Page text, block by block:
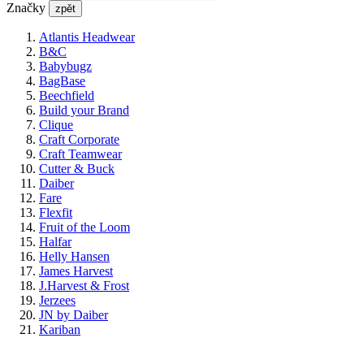
Značky zpět
Atlantis Headwear
B&C
Babybugz
BagBase
Beechfield
Build your Brand
Clique
Craft Corporate
Craft Teamwear
Cutter & Buck
Daiber
Fare
Flexfit
Fruit of the Loom
Halfar
Helly Hansen
James Harvest
J.Harvest & Frost
Jerzees
JN by Daiber
Kariban